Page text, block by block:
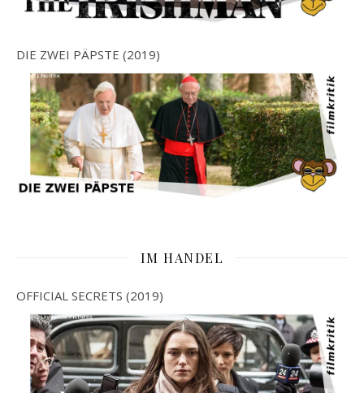
DIE ZWEI PÄPSTE (2019)
IM HANDEL
OFFICIAL SECRETS (2019)